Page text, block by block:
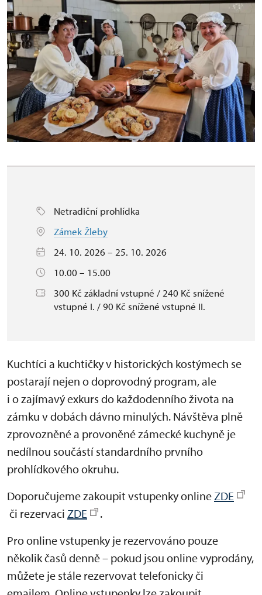
Netradiční prohlídka
Zámek Žleby
24. 10. 2026 – 25. 10. 2026
10.00 – 15.00
300 Kč základní vstupné / 240 Kč snížené
vstupné I. / 90 Kč snížené vstupné II.
Kuchtíci a kuchtičky v historických kostýmech se
postarají nejen o doprovodný program, ale
i o zajímavý exkurs do každodenního života na
zámku v dobách dávno minulých. Návštěva plně
zprovozněné a provoněné zámecké kuchyně je
nedílnou součástí standardního prvního
prohlídkového okruhu.
Doporučujeme zakoupit vstupenky online ZDE
či rezervaci ZDE
.
Pro online vstupenky je rezervováno pouze
několik časů denně – pokud jsou online vyprodány,
můžete je stále rezervovat telefonicky či